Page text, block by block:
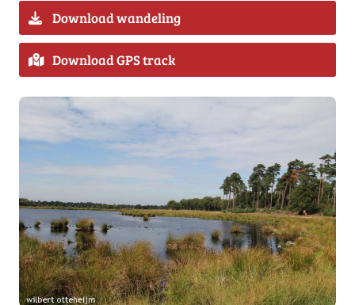
Download wandeling
Download GPS track